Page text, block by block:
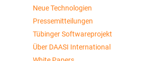
Neue Technologien
Pressemitteilungen
Tübinger Softwareprojekt
Über DAASI International